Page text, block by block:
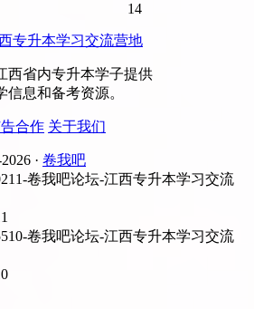
14
西省内专升本学子提供
息和备考资源。
合作 关于我们
2026 · 卷我吧